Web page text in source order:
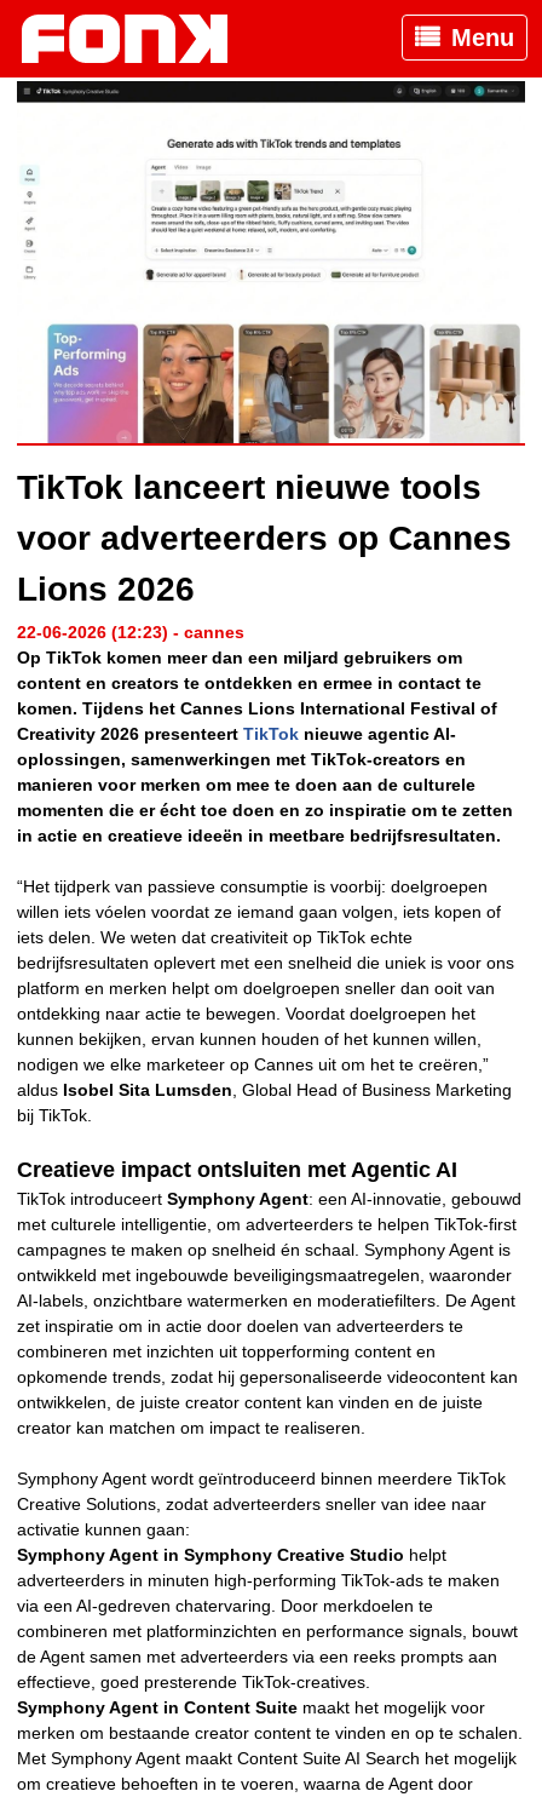
Menu
TikTok lanceert nieuwe tools
voor adverteerders op Cannes
Lions 2026
22-06-2026 (12:23) - cannes
Op TikTok komen meer dan een miljard gebruikers om
content en creators te ontdekken en ermee in contact te
komen. Tijdens het Cannes Lions International Festival of
Creativity 2026 presenteert TikTok nieuwe agentic AI-
oplossingen, samenwerkingen met TikTok-creators en
manieren voor merken om mee te doen aan de culturele
momenten die er écht toe doen en zo inspiratie om te zetten
in actie en creatieve ideeën in meetbare bedrijfsresultaten.
“Het tijdperk van passieve consumptie is voorbij: doelgroepen
willen iets vóelen voordat ze iemand gaan volgen, iets kopen of
iets delen. We weten dat creativiteit op TikTok echte
bedrijfsresultaten oplevert met een snelheid die uniek is voor ons
platform en merken helpt om doelgroepen sneller dan ooit van
ontdekking naar actie te bewegen. Voordat doelgroepen het
kunnen bekijken, ervan kunnen houden of het kunnen willen,
nodigen we elke marketeer op Cannes uit om het te creëren,”
aldus Isobel Sita Lumsden , Global Head of Business Marketing
bij TikTok.
Creatieve impact ontsluiten met Agentic AI
TikTok introduceert Symphony Agent: een AI-innovatie, gebouwd
met culturele intelligentie, om adverteerders te helpen TikTok-first
campagnes te maken op snelheid én schaal. Symphony Agent is
ontwikkeld met ingebouwde beveiligingsmaatregelen, waaronder
AI-labels, onzichtbare watermerken en moderatiefilters. De Agent
zet inspiratie om in actie door doelen van adverteerders te
combineren met inzichten uit topperforming content en
opkomende trends, zodat hij gepersonaliseerde videocontent kan
ontwikkelen, de juiste creator content kan vinden en de juiste
creator kan matchen om impact te realiseren.
Symphony Agent wordt geïntroduceerd binnen meerdere TikTok
Creative Solutions, zodat adverteerders sneller van idee naar
activatie kunnen gaan:
Symphony Agent in Symphony Creative Studio helpt
adverteerders in minuten high-performing TikTok-ads te maken
via een AI-gedreven chatervaring. Door merkdoelen te
combineren met platforminzichten en performance signals, bouwt
de Agent samen met adverteerders via een reeks prompts aan
effectieve, goed presterende TikTok-creatives.
Symphony Agent in Content Suite maakt het mogelijk voor
merken om bestaande creator content te vinden en op te schalen.
Met Symphony Agent maakt Content Suite AI Search het mogelijk
om creatieve behoeften in te voeren, waarna de Agent door